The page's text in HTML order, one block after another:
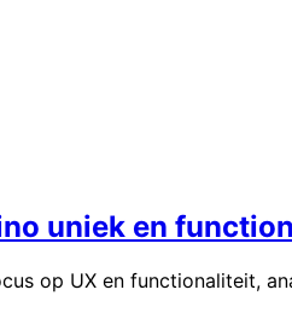
uniek en
op UX en functionaliteit,